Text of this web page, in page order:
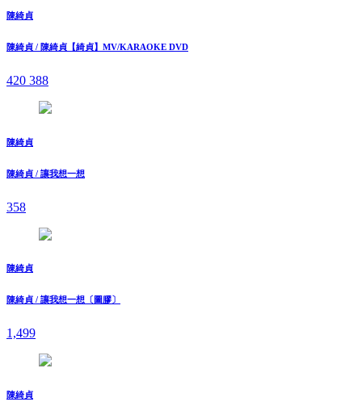
陳綺貞
陳綺貞 / 陳綺貞【綺貞】MV/KARAOKE DVD
420 388
陳綺貞
陳綺貞 / 讓我想一想
358
陳綺貞
陳綺貞 / 讓我想一想〔圖膠〕
1,499
陳綺貞